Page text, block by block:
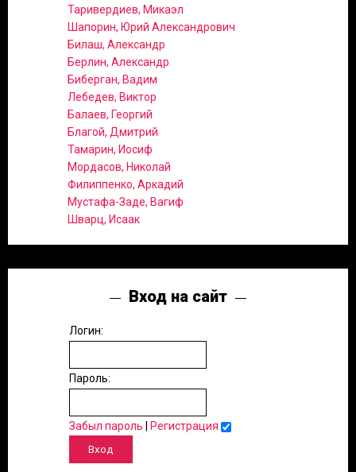
Таривердиев, Микаэл
Шапорин, Юрий Александрович
Билаш, Александр
Берлин, Александр
Биберган, Вадим
Лебедев, Виктор
Балаев, Георгий
Благой, Дмитрий
Тамарин, Иосиф
Мордасов, Николай
Филиппенко, Аркадий
Мустафа-Заде, Вагиф
Шварц, Исаак
Вход на сайт
Логин:
Пароль:
Забыл пароль Регистрация